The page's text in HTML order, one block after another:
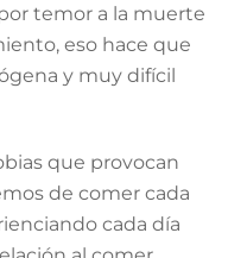
temor a la muerte
eso hace que
y muy difícil
que provocan
de comer cada
cada día